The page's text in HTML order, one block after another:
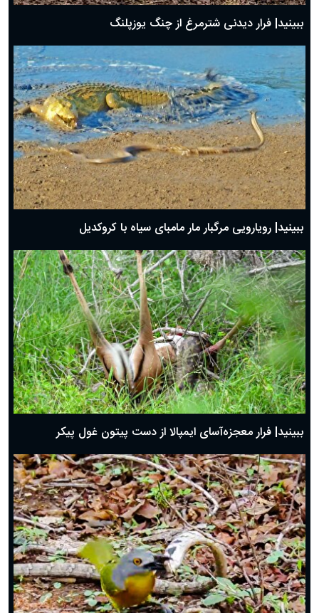
ببینید| فرار دیدنی شترمرغ از چنگ یوزپلنگ
ببینید| رویارویی مرگبار مار مامبای سیاه با کروکدیل
ببینید| فرار معجزه‌آسای ایمپالا از دست پیتون غول پیکر